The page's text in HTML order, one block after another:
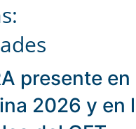
presente
2026 y en